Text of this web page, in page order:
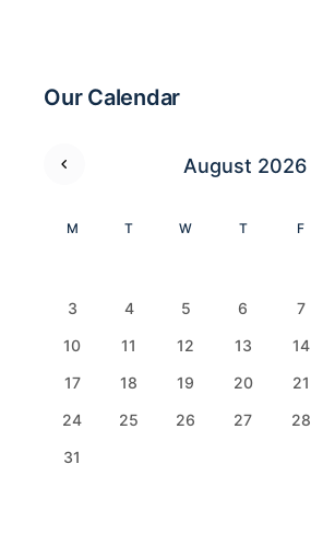
Our Calendar
August 2026
M T W T F
3
4 5 6 7
10
11 12 13 14
17
18 19 20 21
24
25 26 27 28
31